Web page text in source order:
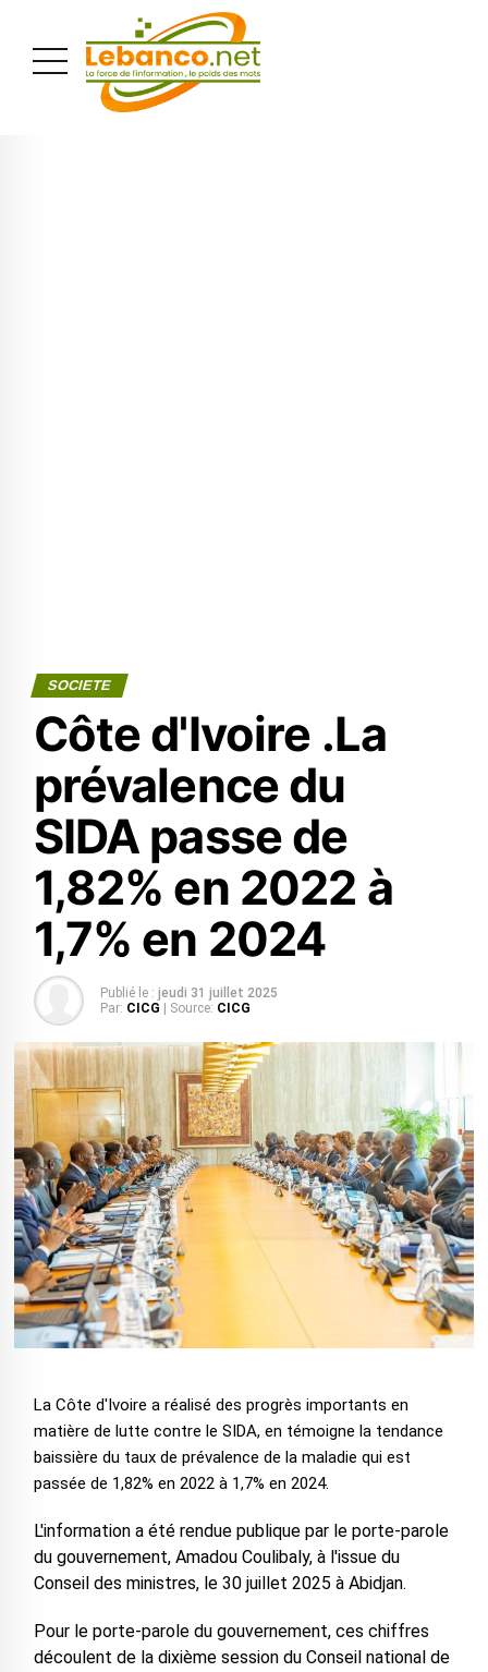
SOCIETE
Côte d'Ivoire .La
prévalence du
SIDA passe de
1,82% en 2022 à
1,7% en 2024
Publié le : jeudi 31 juillet 2025
Par: CICG | Source: CICG
La Côte d'Ivoire a réalisé des progrès importants en
matière de lutte contre le SIDA, en témoigne la tendance
baissière du taux de prévalence de la maladie qui est
passée de 1,82% en 2022 à 1,7% en 2024.
L'information a été rendue publique par le porte-parole
du gouvernement, Amadou Coulibaly, à l'issue du
Conseil des ministres, le 30 juillet 2025 à Abidjan.
Pour le porte-parole du gouvernement, ces chiffres
découlent de la dixième session du Conseil national de